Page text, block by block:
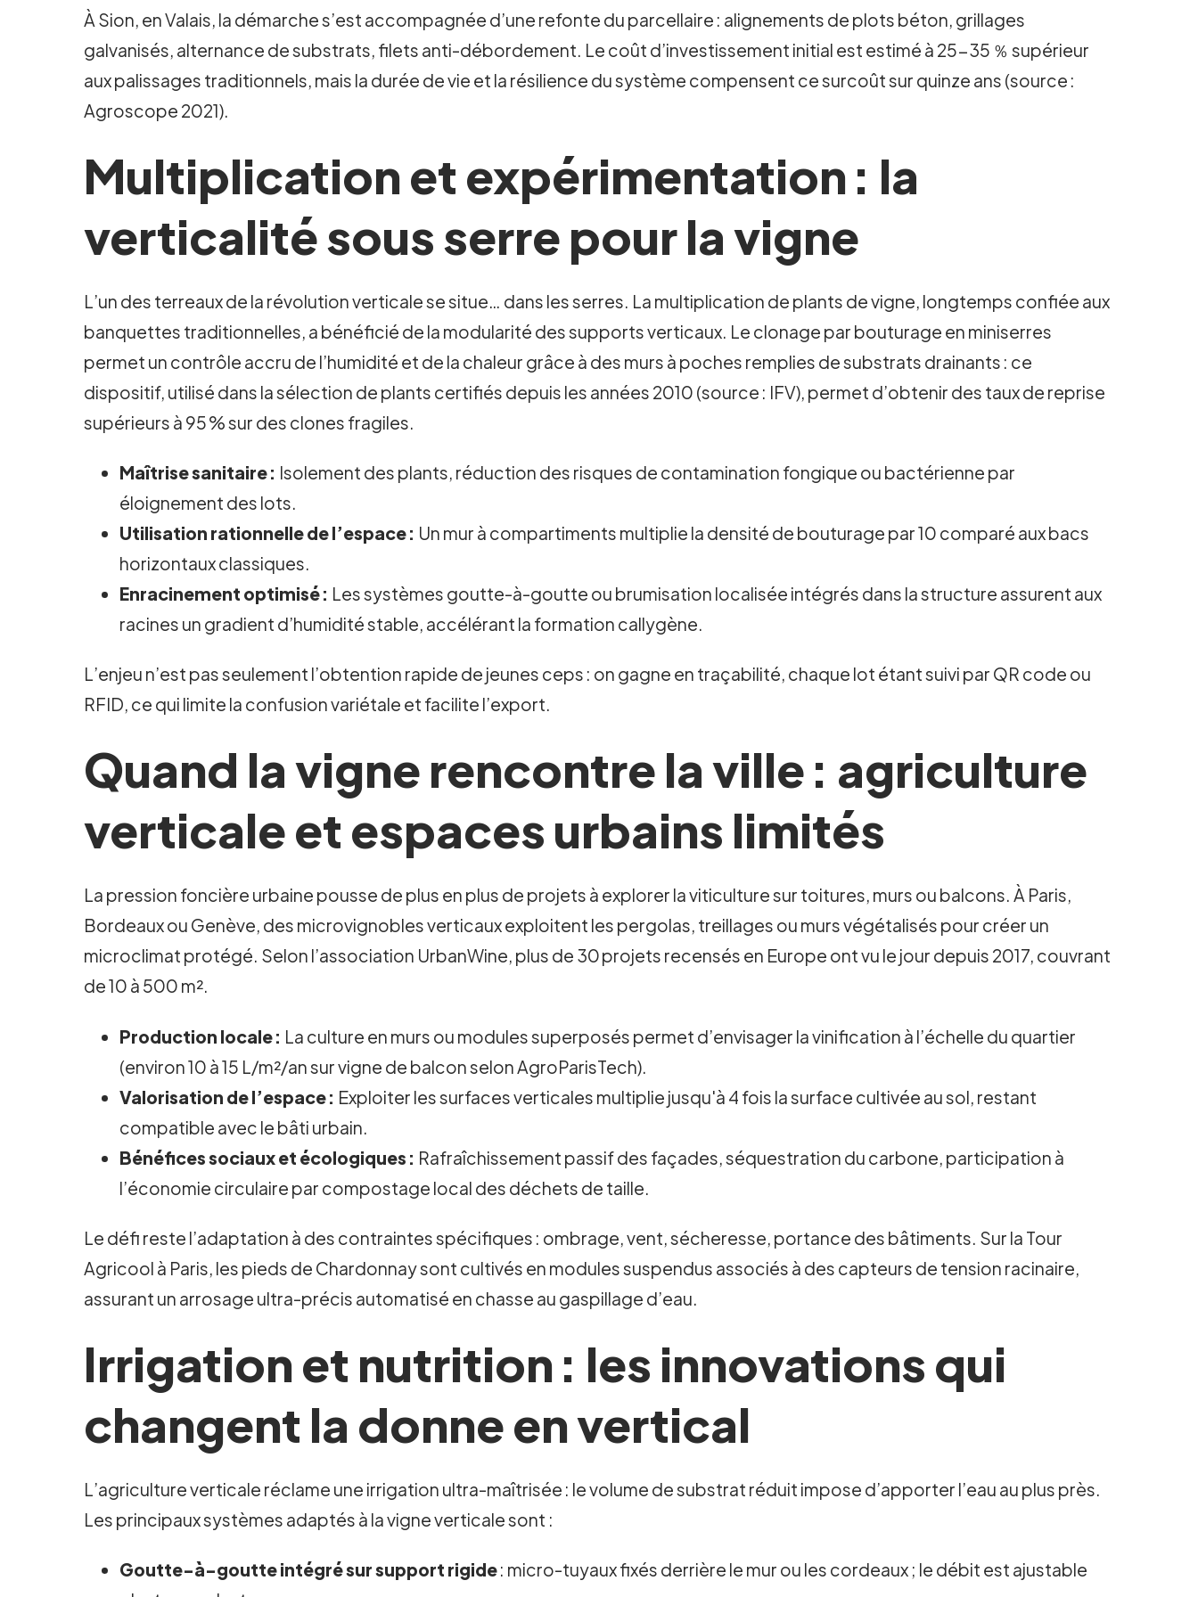
À Sion, en Valais, la démarche s’est accompagnée d’une refonte du parcellaire : alignements de plots béton, grillages
galvanisés, alternance de substrats, filets anti-débordement. Le coût d’investissement initial est estimé à 25-35 ％ supérieur
aux palissages traditionnels, mais la durée de vie et la résilience du système compensent ce surcoût sur quinze ans (source :
Agroscope 2021).
Multiplication et expérimentation : la
verticalité sous serre pour la vigne
L’un des terreaux de la révolution verticale se situe… dans les serres. La multiplication de plants de vigne, longtemps confiée aux
banquettes traditionnelles, a bénéficié de la modularité des supports verticaux. Le clonage par bouturage en miniserres
permet un contrôle accru de l’humidité et de la chaleur grâce à des murs à poches remplies de substrats drainants : ce
dispositif, utilisé dans la sélection de plants certifiés depuis les années 2010 (source : IFV), permet d’obtenir des taux de reprise
supérieurs à 95 % sur des clones fragiles.
Maîtrise sanitaire : Isolement des plants, réduction des risques de contamination fongique ou bactérienne par
éloignement des lots.
Utilisation rationnelle de l’espace : Un mur à compartiments multiplie la densité de bouturage par 10 comparé aux bacs
horizontaux classiques.
Enracinement optimisé : Les systèmes goutte-à-goutte ou brumisation localisée intégrés dans la structure assurent aux
racines un gradient d’humidité stable, accélérant la formation callygène.
L’enjeu n’est pas seulement l’obtention rapide de jeunes ceps : on gagne en traçabilité, chaque lot étant suivi par QR code ou
RFID, ce qui limite la confusion variétale et facilite l’export.
Quand la vigne rencontre la ville : agriculture
verticale et espaces urbains limités
La pression foncière urbaine pousse de plus en plus de projets à explorer la viticulture sur toitures, murs ou balcons. À Paris,
Bordeaux ou Genève, des microvignobles verticaux exploitent les pergolas, treillages ou murs végétalisés pour créer un
microclimat protégé. Selon l’association UrbanWine, plus de 30 projets recensés en Europe ont vu le jour depuis 2017, couvrant
de 10 à 500 m².
Production locale : La culture en murs ou modules superposés permet d’envisager la vinification à l’échelle du quartier
(environ 10 à 15 L/m²/an sur vigne de balcon selon AgroParisTech).
Valorisation de l’espace : Exploiter les surfaces verticales multiplie jusqu'à 4 fois la surface cultivée au sol, restant
compatible avec le bâti urbain.
Bénéfices sociaux et écologiques : Rafraîchissement passif des façades, séquestration du carbone, participation à
l’économie circulaire par compostage local des déchets de taille.
Le défi reste l’adaptation à des contraintes spécifiques : ombrage, vent, sécheresse, portance des bâtiments. Sur la Tour
Agricool à Paris, les pieds de Chardonnay sont cultivés en modules suspendus associés à des capteurs de tension racinaire,
assurant un arrosage ultra-précis automatisé en chasse au gaspillage d’eau.
Irrigation et nutrition : les innovations qui
changent la donne en vertical
L’agriculture verticale réclame une irrigation ultra-maîtrisée : le volume de substrat réduit impose d’apporter l’eau au plus près.
Les principaux systèmes adaptés à la vigne verticale sont :
Goutte-à-goutte intégré sur support rigide: micro-tuyaux fixés derrière le mur ou les cordeaux ; le débit est ajustable